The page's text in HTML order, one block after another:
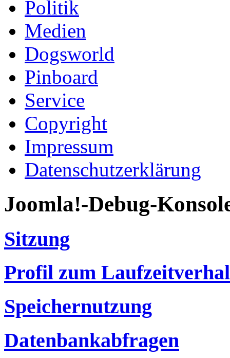
Politik
Medien
Dogsworld
Pinboard
Service
Copyright
Impressum
Datenschutzerklärung
Joomla!-Debug-
Sitzung
Profil zum
Speichernutzung
Datenbankabfragen